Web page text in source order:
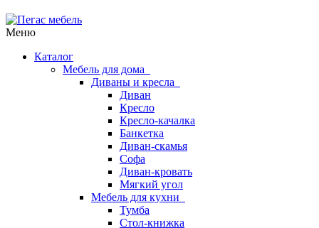
Меню
Каталог
Мебель для дома
Диваны и кресла
Диван
Кресло
Кресло-качалка
Банкетка
Диван-скамья
Софа
Диван-кровать
Мягкий угол
Мебель для кухни
Тумба
Стол-книжка